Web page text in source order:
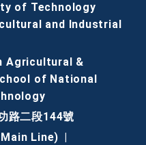
of Technology
and Industrial
Agricultural &
of National
路二段144號
Line)